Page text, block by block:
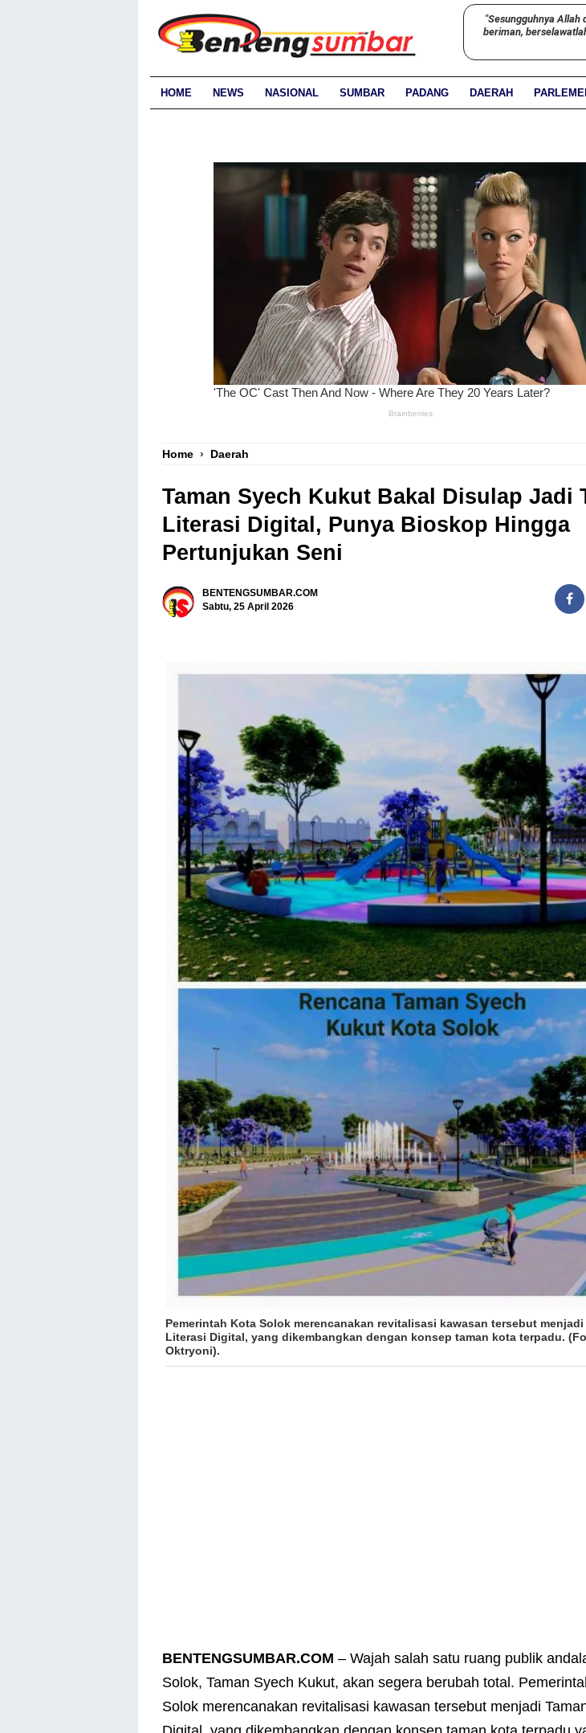
"Sesungguhnya Allah
beriman,
HOME NEWS NASIONAL SUMBAR PADANG DAERAH
Home › Daerah
Taman Syech Kukut Bakal Disulap Jadi
Literasi Digital, Punya Bioskop Hingga
Pertunjukan Seni
BENTENGSUMBAR.COM
Sabtu, 25 April 2026
Pemerintah Kota Solok merencanakan revitalisasi kawasan tersebut menjadi
Literasi Digital, yang dikembangkan dengan konsep taman kota terpadu.
Oktryoni).
BENTENGSUMBAR.COM – Wajah salah satu ruang publik
Solok, Taman Syech Kukut, akan segera berubah total.
Solok merencanakan revitalisasi kawasan tersebut menjadi